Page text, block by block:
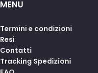
MENU
Termini e condizioni
Resi
Contatti
Tracking Spedizioni